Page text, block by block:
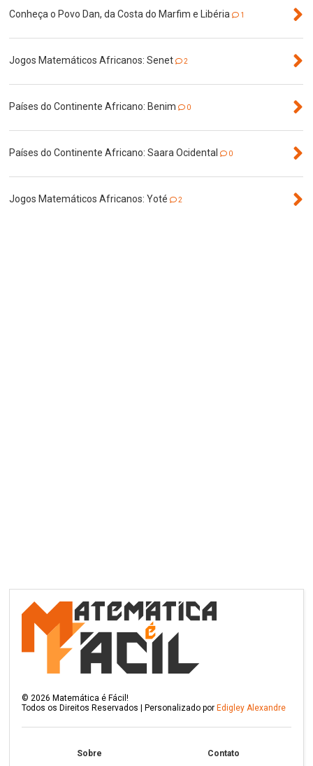
Conheça o Povo Dan, da Costa do Marfim e Libéria 1
Jogos Matemáticos Africanos: Senet 2
Países do Continente Africano: Benim 0
Países do Continente Africano: Saara Ocidental 0
Jogos Matemáticos Africanos: Yoté 2
©2026 Matemática é Fácil!
Todos os Direitos Reservados | Personalizado por Edigley Alexandre
Sobre Contato